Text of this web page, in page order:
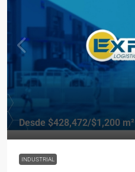
Desde $428,472/$1,200 m²
INDUSTRIAL